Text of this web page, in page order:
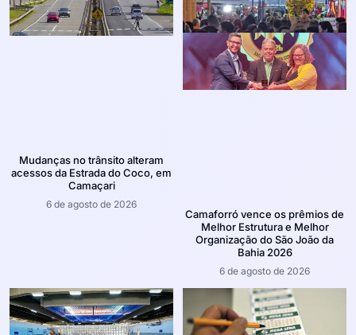
Mudanças no trânsito alteram
acessos da Estrada do Coco, em
Camaçari
6 de agosto de 2026
Camaforró vence os prêmios de
Melhor Estrutura e Melhor
Organização do São João da
Bahia 2026
6 de agosto de 2026